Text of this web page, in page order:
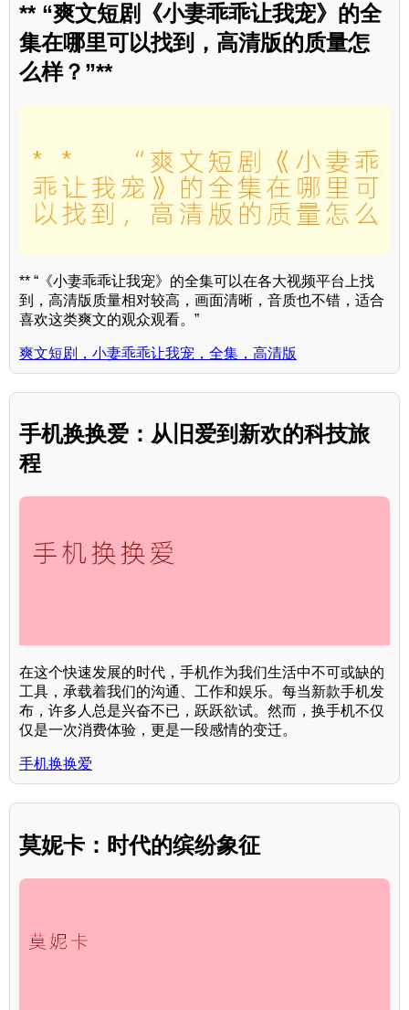
** “爽文短剧《小妻乖乖让我宠》的全
集在哪里可以找到，高清版的质量怎
么样？”**
** “《小妻乖乖让我宠》的全集可以在各大视频平台上找
到，高清版质量相对较高，画面清晰，音质也不错，适合
喜欢这类爽文的观众观看。”
爽文短剧，小妻乖乖让我宠，全集，高清版
手机换换爱：从旧爱到新欢的科技旅
程
在这个快速发展的时代，手机作为我们生活中不可或缺的
工具，承载着我们的沟通、工作和娱乐。每当新款手机发
布，许多人总是兴奋不已，跃跃欲试。然而，换手机不仅
仅是一次消费体验，更是一段感情的变迁。
手机换换爱
莫妮卡：时代的缤纷象征